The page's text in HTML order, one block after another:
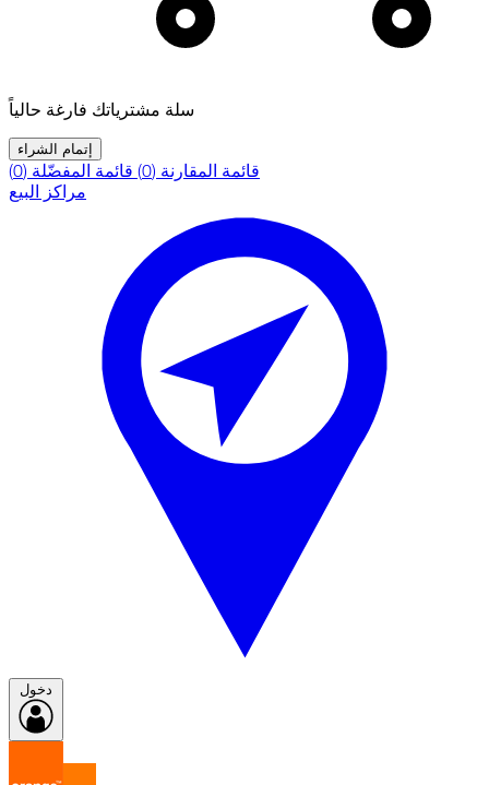
سلة مشترياتك فارغة حالياً
إتمام الشراء
قائمة المقارنة (0)
قائمة المفضّلة (0)
مراكز البيع